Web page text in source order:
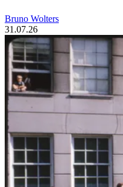
Bruno Wolters
31.07.26